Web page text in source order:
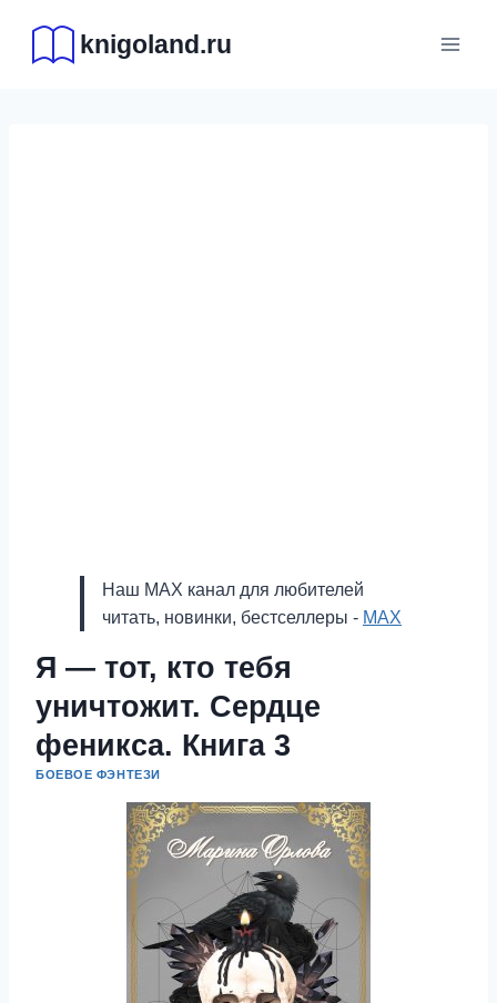
содержимому
knigoland.ru
Наш MAX канал для любителей
читать, новинки, бестселлеры - MAX
Я — тот, кто тебя
уничтожит. Сердце
феникса. Книга 3
БОЕВОЕ ФЭНТЕЗИ